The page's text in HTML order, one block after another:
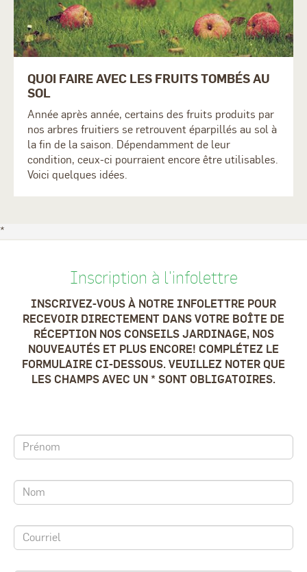
QUOI FAIRE AVEC LES FRUITS TOMBÉS AU
SOL
Année après année, certains des fruits produits par
nos arbres fruitiers se retrouvent éparpillés au sol à
la fin de la saison. Dépendamment de leur
condition, ceux-ci pourraient encore être utilisables.
Voici quelques idées.
*
Inscription à l'infolettre
INSCRIVEZ-VOUS À NOTRE INFOLETTRE POUR
RECEVOIR DIRECTEMENT DANS VOTRE BOÎTE DE
RÉCEPTION NOS CONSEILS JARDINAGE, NOS
NOUVEAUTÉS ET PLUS ENCORE! COMPLÉTEZ LE
FORMULAIRE CI-DESSOUS. VEUILLEZ NOTER QUE
LES CHAMPS AVEC UN * SONT OBLIGATOIRES.